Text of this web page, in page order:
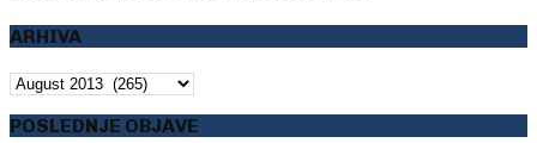
ARHIVA
ARHIVA
POSLEDNJE OBJAVE